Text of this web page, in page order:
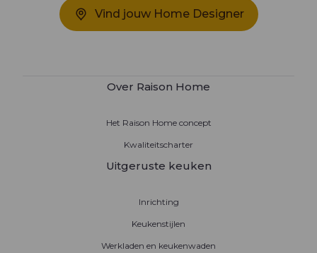
Vind jouw Home Designer
Over Raison Home
Het Raison Home concept
Kwaliteitscharter
Uitgeruste keuken
Inrichting
Keukenstijlen
Werkladen en keukenwaden